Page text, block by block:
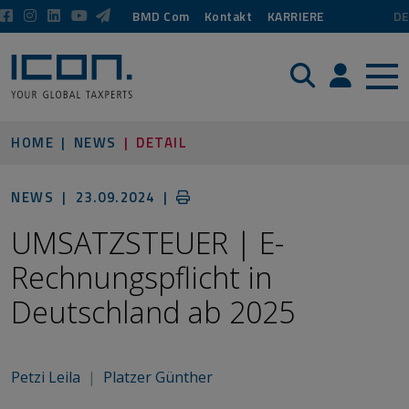
BMD Com Kontakt KARRIERE DE
Suche Login /
HOME NEWS DETAIL
NEWS | 23.09.2024 |
UMSATZSTEUER | E-
Rechnungspflicht in
Deutschland ab 2025
Petzi Leila | Platzer Günther